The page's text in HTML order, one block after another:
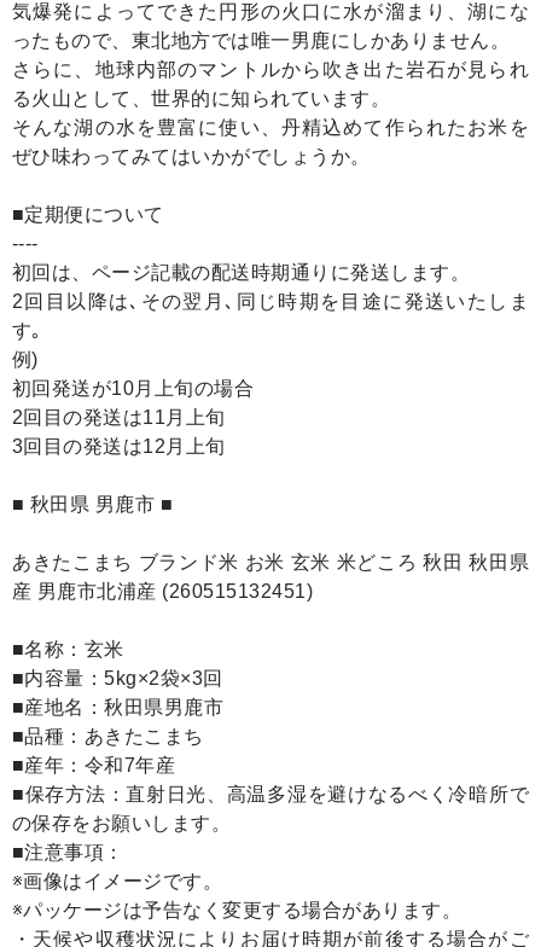
気爆発によってできた円形の火口に水が溜まり、湖にな
ったもので、東北地方では唯一男鹿にしかありません。
さらに、地球内部のマントルから吹き出た岩石が見られ
る火山として、世界的に知られています。
そんな湖の水を豊富に使い、丹精込めて作られたお米を
ぜひ味わってみてはいかがでしょうか。
■定期便について
----
初回は、ページ記載の配送時期通りに発送します。
2回目以降は､その翌月､同じ時期を目途に発送いたしま
す｡
例)
初回発送が10月上旬の場合
2回目の発送は11月上旬
3回目の発送は12月上旬
■ 秋田県 男鹿市 ■
あきたこまち ブランド米 お米 玄米 米どころ 秋田 秋田県
産 男鹿市北浦産 (260515132451)
■名称：玄米
■内容量：5kg×2袋×3回
■産地名：秋田県男鹿市
■品種：あきたこまち
■産年：令和7年産
■保存方法：直射日光、高温多湿を避けなるべく冷暗所で
の保存をお願いします。
■注意事項：
※画像はイメージです。
※パッケージは予告なく変更する場合があります。
・天候や収穫状況によりお届け時期が前後する場合がご